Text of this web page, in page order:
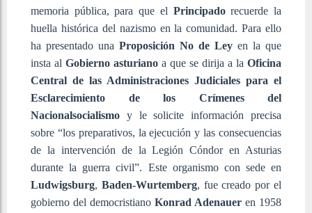
memoria pública, para que el Principadorecuerde la
huella histórica del nazismo en la comunidad. Para ello
ha presentado una Proposición No de Ley en la que
insta al Gobierno asturiano a que se dirija a la Oficina
Central de las Administraciones Judiciales para el
Esclarecimiento de los Crímenes del
Nacionalsocialismo y le solicite información precisa
sobre “los preparativos, la ejecución y las consecuencias
de la intervención de la Legión Cóndor en Asturias
durante la guerra civil”. Este organismo con sede en
Ludwigsburg, Baden-Wurtemberg, fue creado por el
gobierno del democristiano Konrad Adenauer en 1958